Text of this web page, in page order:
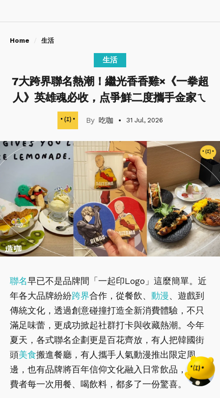
Home 生活
生活
7大跨界聯名熱潮！繼光香香雞×《一拳超
人》英雄魂必收，点爭鮮二度攜手金家ㄟ
吃咖 31 Jul, 2026
聯名早已不是品牌間「一起印Logo」這麼簡單。近
年各大品牌紛紛跨界合作，從餐飲、 動漫、遊戲到
傳統文化，透過創意碰撞打造全新消費體驗，不只
滿足味蕾，更成功掀起社群打卡與收藏熱潮。今年
夏天，各式聯名企劃更是百花齊放，有人把韓國街
頭美食搬進餐廳，有人攜手人氣動漫推出限定周
邊，也有品牌將百年信仰文化融入日常飲品，讓消
費者每一次用餐、喝飲料，都多了一份驚喜。